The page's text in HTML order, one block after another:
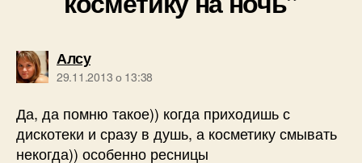
Алсуговорить:
29.11.2013 о 13:38
Да, да помню такое)) когда приходишь с
дискотеки и сразу в душь, а косметику смывать
некогда)) особенно ресницы